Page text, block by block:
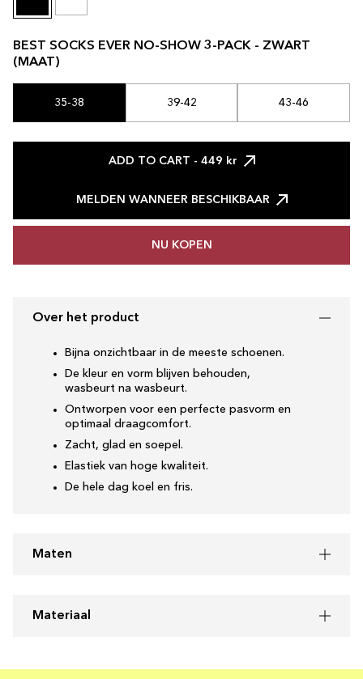
BEST SOCKS EVER NO-SHOW 3-PACK - ZWART
(MAAT)
35-38 39-42 43-46
ADD TO CART - 449 kr
MELDEN WANNEER BESCHIKBAAR
NU KOPEN
Over het product
Bijna onzichtbaar in de meeste schoenen.
De kleur en vorm blijven behouden,
wasbeurt na wasbeurt.
Ontworpen voor een perfecte pasvorm en
optimaal draagcomfort.
Zacht, glad en soepel.
Elastiek van hoge kwaliteit.
De hele dag koel en fris.
Maten
Materiaal